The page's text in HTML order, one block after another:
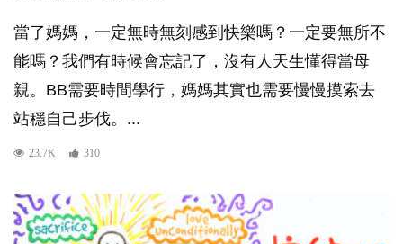
當了媽媽，一定無時無刻感到快樂嗎？一定要無所不
能嗎？我們有時候會忘記了，沒有人天生懂得當母
親。BB需要時間學行，媽媽其實也需要慢慢摸索去
站穩自己步伐。...
23.7K 310